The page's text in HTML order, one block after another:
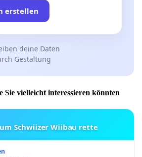
erstellen
deine Daten
Gestaltung
Sie vielleicht interessieren könnten
Schwiizer Wiibau rette